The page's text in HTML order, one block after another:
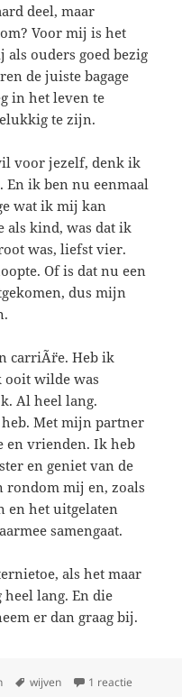
deel, maar
Voor mij is het
als ouders goed bezig
de juiste bagage
in het leven te
te zijn.
voor jezelf, denk ik
ik ben nu eenmaal
wat ik mij kan
als kind, was dat ik
was, liefst vier.
Of is dat nu een
dus mijn
carriÃ¨re. Heb ik
ooit wilde was
Al heel lang.
Met mijn partner
en vrienden. Ik heb
en geniet van de
rondom mij en, zoals
en het uitgelaten
samengaat.
als het maar
lang. En die
er dan graag bij.
Tags
wijven 1 reactie